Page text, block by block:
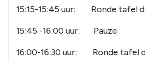
15:15-15:45 uur: Ronde tafel
15:45 -16:00 uur: Pauze
16:00-16:30 uur: Ronde tafel